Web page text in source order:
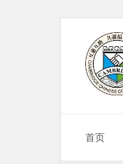
content
首页